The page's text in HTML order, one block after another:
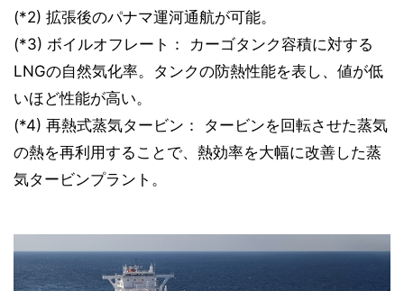
(*2) 拡張後のパナマ運河通航が可能。
(*3) ボイルオフレート： カーゴタンク容積に対する
LNGの自然気化率。タンクの防熱性能を表し、値が低
いほど性能が高い。
(*4) 再熱式蒸気タービン： タービンを回転させた蒸気
の熱を再利用することで、熱効率を大幅に改善した蒸
気タービンプラント。